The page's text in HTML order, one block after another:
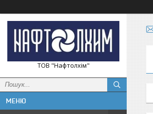
ТОВ "Нафтолхім"